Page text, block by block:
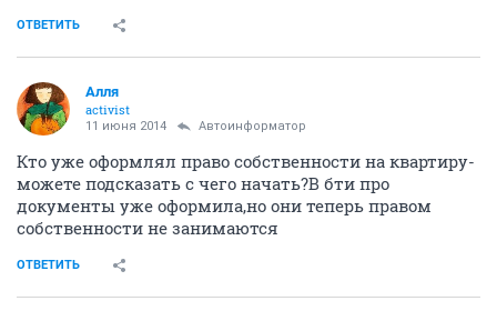
ОТВЕТИТЬ
Алля
activist
11 июня 2014 Автоинформатор
Кто уже оформлял право собственности на квартиру-
можете подсказать с чего начать?В бти про
документы уже оформила,но они теперь правом
собственности не занимаются
ОТВЕТИТЬ